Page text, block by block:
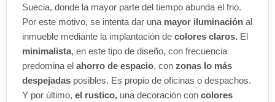
Suecia, donde la mayor parte del tiempo abunda el frio.
Por este motivo, se intenta dar una mayor iluminación al
inmueble mediante la implantación de colores claros. El
minimalista, en este tipo de diseño, con frecuencia
predomina el ahorro de espacio, con zonas lo más
despejadas posibles. Es propio de oficinas o despachos.
Y por último, el rustico, una decoración con colores